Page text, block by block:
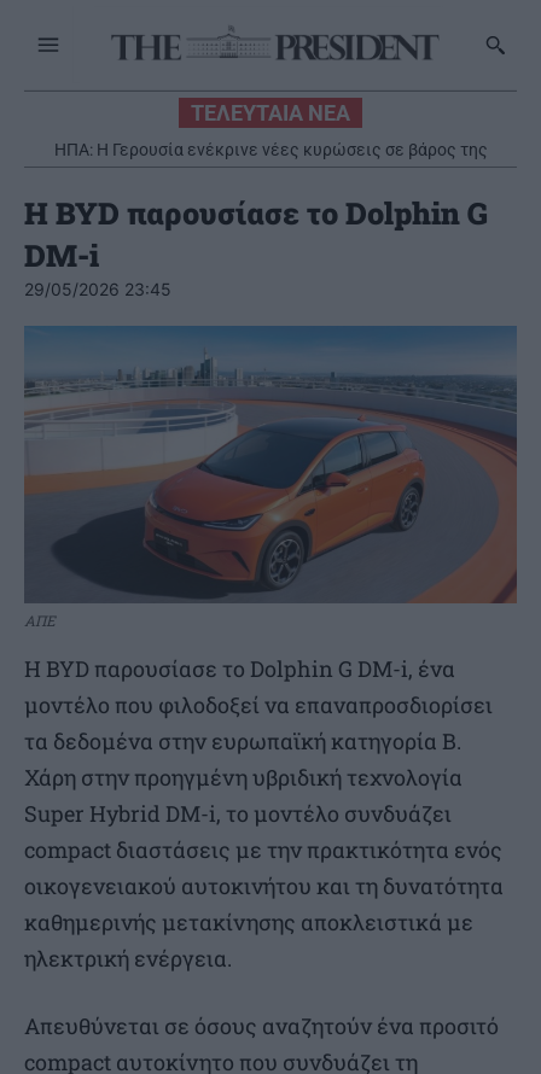
ΤΕΛΕΥΤΑΙΑ ΝΕΑ
ΗΠΑ: Η Γερουσία ενέκρινε νέες κυρώσεις σε βάρος της
Ρωσίας
Η BYD παρουσίασε το Dolphin G
DM-i
29/05/2026 23:45
ΑΠΕ
Η BYD παρουσίασε το Dolphin G DM-i, ένα
μοντέλο που φιλοδοξεί να επαναπροσδιορίσει
τα δεδομένα στην ευρωπαϊκή κατηγορία Β.
Χάρη στην προηγμένη υβριδική τεχνολογία
Super Hybrid DM-i, το μοντέλο συνδυάζει
compact διαστάσεις με την πρακτικότητα ενός
οικογενειακού αυτοκινήτου και τη δυνατότητα
καθημερινής μετακίνησης αποκλειστικά με
ηλεκτρική ενέργεια.
Απευθύνεται σε όσους αναζητούν ένα προσιτό
compact αυτοκίνητο που συνδυάζει τη